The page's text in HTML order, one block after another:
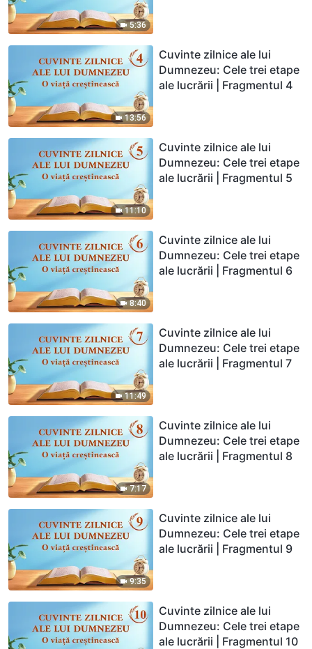
5:36
13:56
Cuvinte zilnice ale lui
Dumnezeu: Cele trei etape
ale lucrării | Fragmentul 4
11:10
Cuvinte zilnice ale lui
Dumnezeu: Cele trei etape
ale lucrării | Fragmentul 5
8:40
Cuvinte zilnice ale lui
Dumnezeu: Cele trei etape
ale lucrării | Fragmentul 6
11:49
Cuvinte zilnice ale lui
Dumnezeu: Cele trei etape
ale lucrării | Fragmentul 7
7:17
Cuvinte zilnice ale lui
Dumnezeu: Cele trei etape
ale lucrării | Fragmentul 8
9:35
Cuvinte zilnice ale lui
Dumnezeu: Cele trei etape
ale lucrării | Fragmentul 9
Cuvinte zilnice ale lui
Dumnezeu: Cele trei etape
ale lucrării | Fragmentul 10